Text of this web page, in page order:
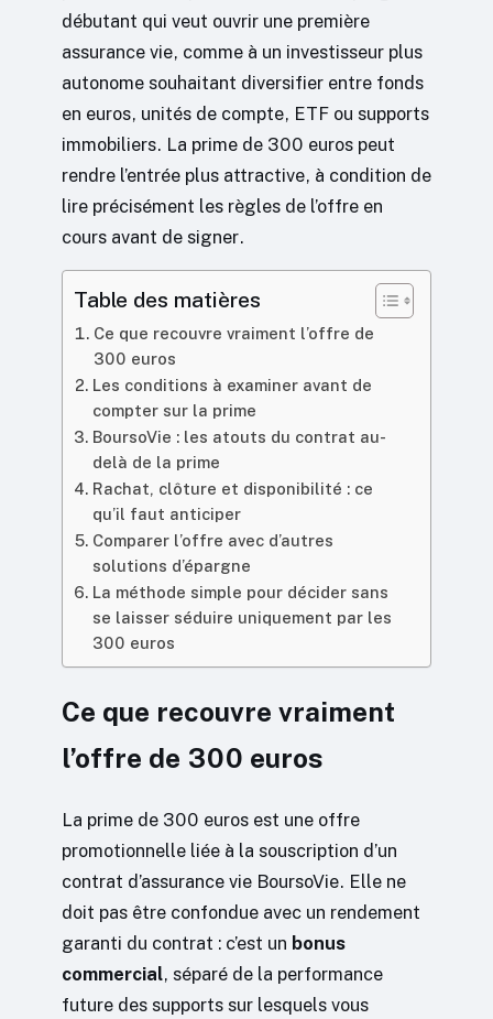
débutant qui veut ouvrir une première
assurance vie, comme à un investisseur plus
autonome souhaitant diversifier entre fonds
en euros, unités de compte, ETF ou supports
immobiliers. La prime de 300 euros peut
rendre l’entrée plus attractive, à condition de
lire précisément les règles de l’offre en
cours avant de signer.
Table des matières
Ce que recouvre vraiment l’offre de
300 euros
Les conditions à examiner avant de
compter sur la prime
BoursoVie : les atouts du contrat au-
delà de la prime
Rachat, clôture et disponibilité : ce
qu’il faut anticiper
Comparer l’offre avec d’autres
solutions d’épargne
La méthode simple pour décider sans
se laisser séduire uniquement par les
300 euros
Ce que recouvre vraiment
l’offre de 300 euros
La prime de 300 euros est une offre
promotionnelle liée à la souscription d’un
contrat d’assurance vie BoursoVie. Elle ne
doit pas être confondue avec un rendement
garanti du contrat : c’est un bonus
commercial, séparé de la performance
future des supports sur lesquels vous